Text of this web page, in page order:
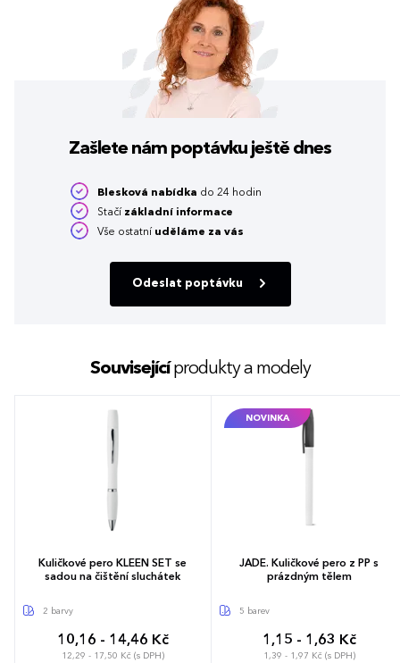
Zašlete nám poptávku ještě dnes
Blesková nabídka do 24 hodin
Stačí základní informace
Vše ostatní uděláme za vás
Odeslat poptávku
Souvisejícíprodukty a modely
Kuličkové pero KLEEN SET se
sadou na čištění sluchátek
2 barvy
10,16 - 14,46 Kč
12,29 - 17,50 Kč (s DPH)
NOVINKA
JADE. Kuličkové pero z PP s
prázdným tělem
5 barev
1,15 - 1,63 Kč
1,39 - 1,97 Kč (s DPH)